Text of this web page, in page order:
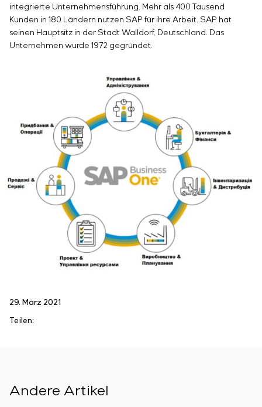
integrierte Unternehmensführung. Mehr als 400 Tausend
Kunden in 180 Ländern nutzen SAP für ihre Arbeit. SAP hat
seinen Hauptsitz in der Stadt Walldorf, Deutschland. Das
Unternehmen wurde 1972 gegründet.
29. März 2021
Teilen:
Andere Artikel